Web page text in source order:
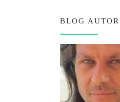
BLOG AUTOR